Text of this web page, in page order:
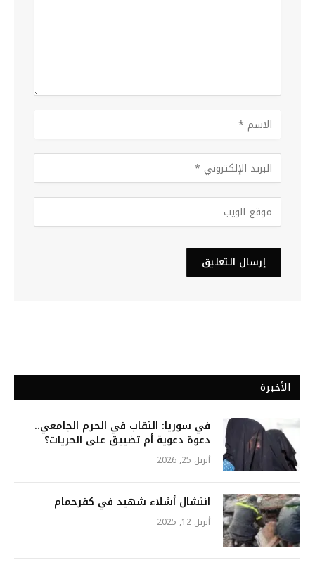
الأخيرة
في سوريا: النقاب في الحرم الجامعي..
دعوة دعوية أم تضييق على الحريات؟
أبريل 25, 2026
انتشال أشلاء شهيد في كفرحمام
أبريل 12, 2025